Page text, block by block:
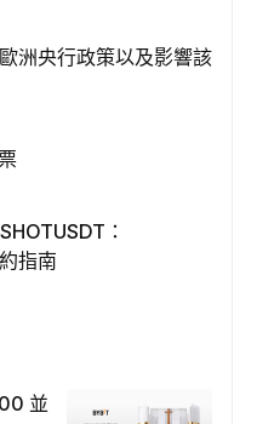
洲央行政策以及影響該
：
指南
並